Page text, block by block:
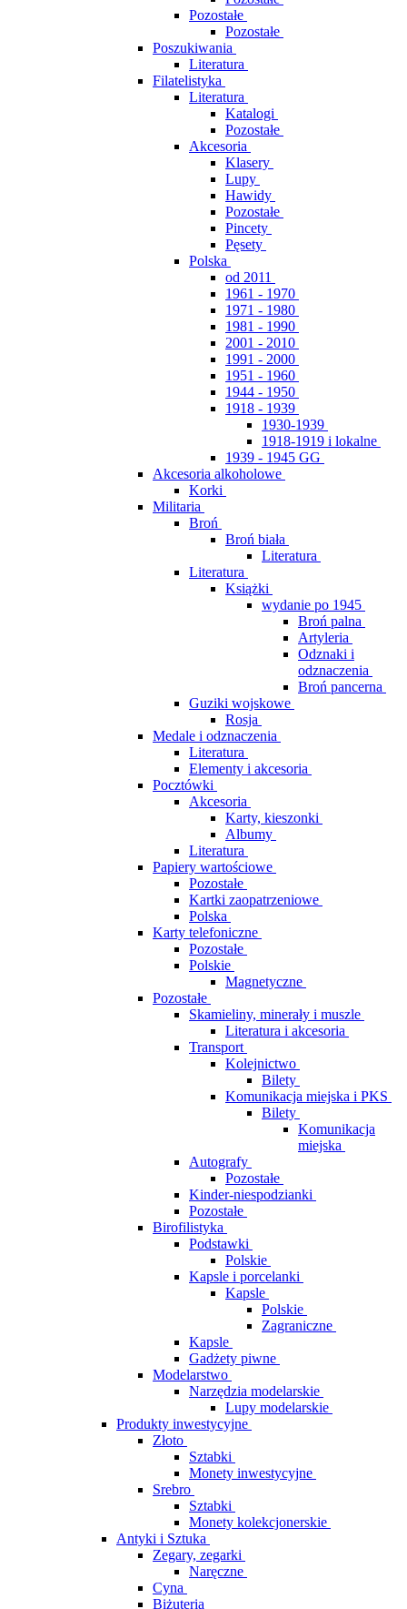
Pozostałe
Pozostałe
Poszukiwania
Literatura
Filatelistyka
Literatura
Katalogi
Pozostałe
Akcesoria
Klasery
Lupy
Hawidy
Pozostałe
Pincety
Pęsety
Polska
od 2011
1961 - 1970
1971 - 1980
1981 - 1990
2001 - 2010
1991 - 2000
1951 - 1960
1944 - 1950
1918 - 1939
1930-1939
1918-1919 i lokalne
1939 - 1945 GG
Akcesoria alkoholowe
Korki
Militaria
Broń
Broń biała
Literatura
Literatura
Książki
wydanie po 1945
Broń palna
Artyleria
Odznaki i
odznaczenia
Broń pancerna
Guziki wojskowe
Rosja
Medale i odznaczenia
Literatura
Elementy i akcesoria
Pocztówki
Akcesoria
Karty, kieszonki
Albumy
Literatura
Papiery wartościowe
Pozostałe
Kartki zaopatrzeniowe
Polska
Karty telefoniczne
Pozostałe
Polskie
Magnetyczne
Pozostałe
Skamieliny, minerały i muszle
Literatura i akcesoria
Transport
Kolejnictwo
Bilety
Komunikacja miejska i PKS
Bilety
Komunikacja
miejska
Autografy
Pozostałe
Kinder-niespodzianki
Pozostałe
Birofilistyka
Podstawki
Polskie
Kapsle i porcelanki
Kapsle
Polskie
Zagraniczne
Kapsle
Gadżety piwne
Modelarstwo
Narzędzia modelarskie
Lupy modelarskie
Produkty inwestycyjne
Złoto
Sztabki
Monety inwestycyjne
Srebro
Sztabki
Monety kolekcjonerskie
Antyki i Sztuka
Zegary, zegarki
Naręczne
Cyna
Biżuteria